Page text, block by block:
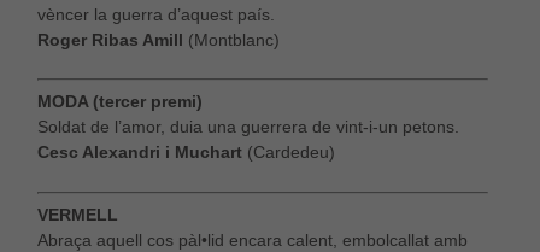
vèncer la guerra d’aquest país.
Roger Ribas Amill (Montblanc)
MODA (tercer premi)
Soldat de l’amor, duia una guerrera de vint-i-un petons.
Cesc Alexandri i Muchart(Cardedeu)
VERMELL
Abraça aquell cos pàl•lid encara calent, embolcallat amb